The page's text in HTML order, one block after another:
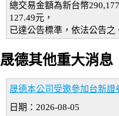
總交易金額為新台幣
127.49元，
已達公告標準，依法公告之
晟德其他重大消息
晟德本公司受邀參加台新證
日期：2026-08-05